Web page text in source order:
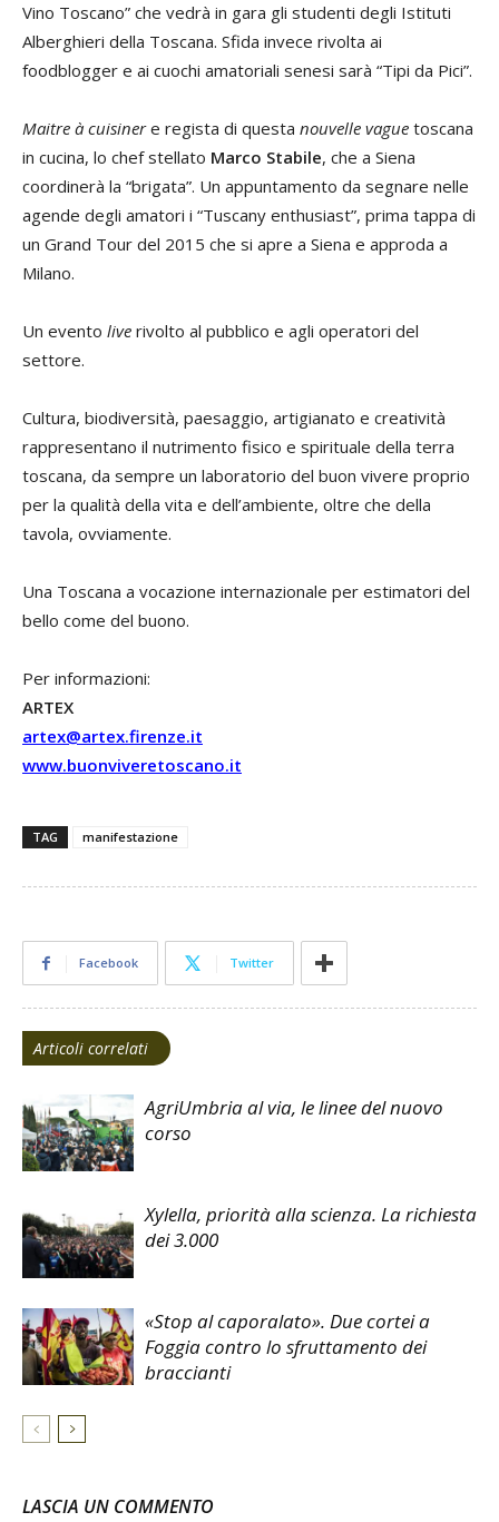
Vino Toscano” che vedrà in gara gli studenti degli Istituti
Alberghieri della Toscana. Sfida invece rivolta ai
foodblogger e ai cuochi amatoriali senesi sarà “Tipi da Pici”.
Maitre à cuisinere regista di questa nouvelle vague toscana
in cucina, lo chef stellato Marco Stabile, che a Siena
coordinerà la “brigata”. Un appuntamento da segnare nelle
agende degli amatori i “Tuscany enthusiast”, prima tappa di
un Grand Tour del 2015 che si apre a Siena e approda a
Milano.
Un evento live rivolto al pubblico e agli operatori del
settore.
Cultura, biodiversità, paesaggio, artigianato e creatività
rappresentano il nutrimento fisico e spirituale della terra
toscana, da sempre un laboratorio del buon vivere proprio
per la qualità della vita e dell’ambiente, oltre che della
tavola, ovviamente.
Una Toscana a vocazione internazionale per estimatori del
bello come del buono.
Per informazioni:
ARTEX
artex@artex.firenze.it
www.buonviveretoscano.it
TAG manifestazione
Facebook Twitter
Articoli correlati
AgriUmbria al via, le linee del nuovo
corso
Xylella, priorità alla scienza. La richiesta
dei 3.000
«Stop al caporalato». Due cortei a
Foggia contro lo sfruttamento dei
braccianti
LASCIA UN COMMENTO